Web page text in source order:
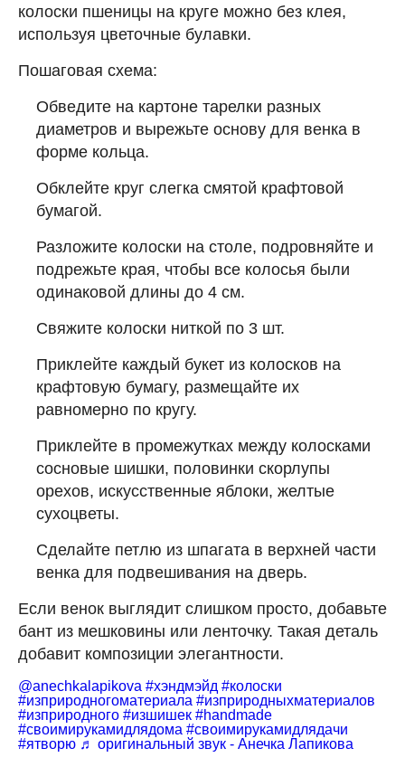
колоски пшеницы на круге можно без клея,
используя цветочные булавки.
Пошаговая схема:
Обведите на картоне тарелки разных
диаметров и вырежьте основу для венка в
форме кольца.
Обклейте круг слегка смятой крафтовой
бумагой.
Разложите колоски на столе, подровняйте и
подрежьте края, чтобы все колосья были
одинаковой длины до 4 см.
Свяжите колоски ниткой по 3 шт.
Приклейте каждый букет из колосков на
крафтовую бумагу, размещайте их
равномерно по кругу.
Приклейте в промежутках между колосками
сосновые шишки, половинки скорлупы
орехов, искусственные яблоки, желтые
сухоцветы.
Сделайте петлю из шпагата в верхней части
венка для подвешивания на дверь.
Если венок выглядит слишком просто, добавьте
бант из мешковины или ленточку. Такая деталь
добавит композиции элегантности.
@anechkalapikova #хэндмэйд #колоски
#изприродногоматериала #изприродныхматериалов
#изприродного #изшишек #handmade
#своимирукамидлядома #своимирукамидлядачи
#ятворю ♬ оригинальный звук - Анечка Лапикова